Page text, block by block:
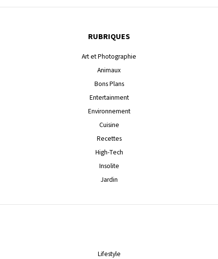
RUBRIQUES
Art et Photographie
Animaux
Bons Plans
Entertainment
Environnement
Cuisine
Recettes
High-Tech
Insolite
Jardin
Lifestyle